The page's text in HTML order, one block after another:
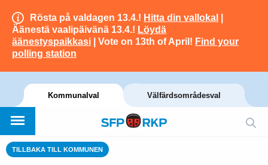
Rösta på valdagen 13.4.! Hitta din vallokal
Äänestä vaalipäivänä 13.4.! Löydä
äänestyspaikkasi | Vote on 13th of April! Find your
polling station
Kommunalval Välfärdsområdesval
TILLBAKA TILL KOMMUNEN